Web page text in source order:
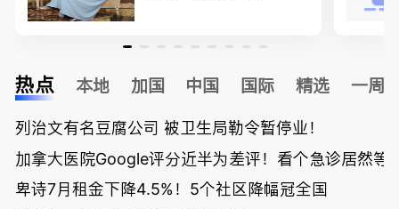
热点 本地 加国 中国 国际 精选 一周
列治文有名豆腐公司 被卫生局勒令暂停业！
加拿大医院Google评分近半为差评！看个急诊居然等
卑诗7月租金下降4.5%！5个社区降幅冠全国